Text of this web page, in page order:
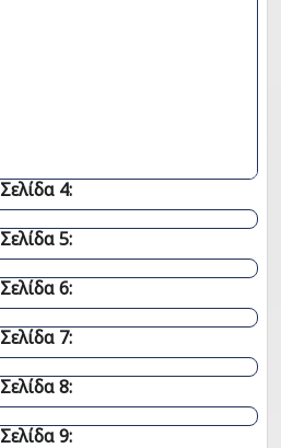
Σελίδα 4:
Σελίδα 5:
Σελίδα 6:
Σελίδα 7:
Σελίδα 8:
Σελίδα 9: